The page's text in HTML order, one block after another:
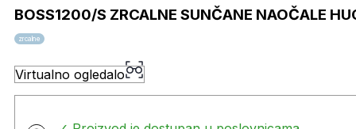
BOSS1200/S ZRCALNE SUNČANE NAOČALE
zrcalne
Virtualno ogledalo